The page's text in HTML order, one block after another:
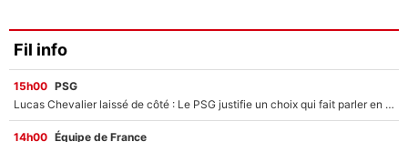
Fil info
15h00 PSG
Lucas Chevalier laissé de côté : Le PSG justifie un choix qui fait parler en plein mercato
14h00 Équipe de France